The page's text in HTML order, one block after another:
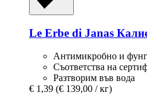
Le Erbe di Janas
Антимикробно и
Съответства на
Разтворим във вода
€ 1,39 (€ 139,00 / кг)